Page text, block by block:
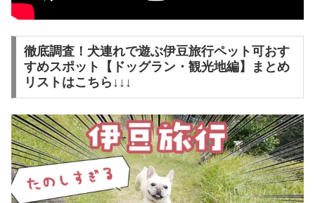
徹底調査！犬連れで遊ぶ伊豆旅行ペット可おす
すめスポット【ドッグラン・観光地編】まとめ
リストはこちら↓↓↓